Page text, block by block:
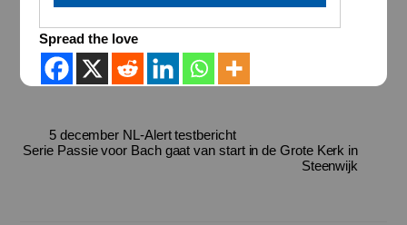
Spread the love
5 december NL-Alert testbericht
Serie Passie voor Bach gaat van start in de Grote Kerk in
Steenwijk